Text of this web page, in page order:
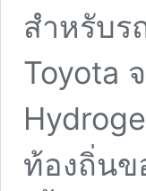
สำหรับร
Toyota
ท้องถิ่นข